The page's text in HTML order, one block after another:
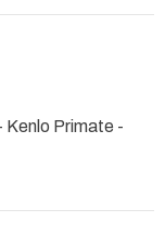
Kenlo Primate -